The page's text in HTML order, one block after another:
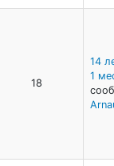
18
14
1